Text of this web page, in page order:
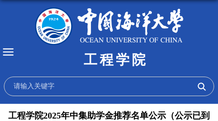
工程学院
工程学院2025年中集助学金推荐名单公示（公示已到